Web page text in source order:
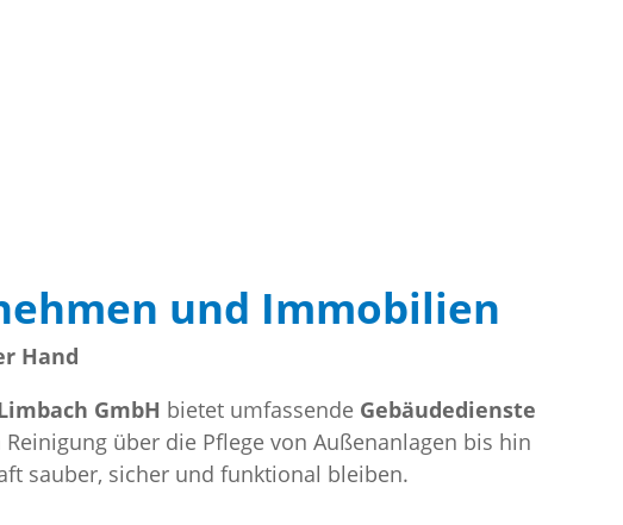
und Immobilien
Hand
GmbH bietet umfassende Gebäudedienste
über die Pflege von Außenanlagen bis hin
sauber, sicher und funktional bleiben.